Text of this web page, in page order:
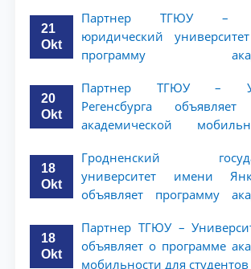
ТГЮУ
21
Okt
Партнер ТГЮУ –
юридический
программу
20
Okt
Партнер ТГЮУ –
Регенсбурга объявляет
академической
18
Okt
Гродненский
университет имени
объявляет программу
ТГЮУ
18
Okt
Партнер ТГЮУ –
объявляет о программе
мобильности для студентов